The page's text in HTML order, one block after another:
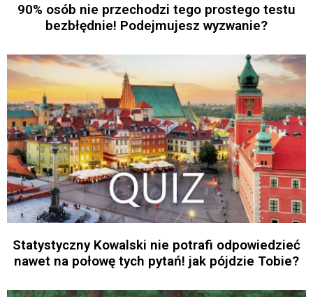
90% osób nie przechodzi tego prostego testu
bezbłędnie! Podejmujesz wyzwanie?
Statystyczny Kowalski nie potrafi odpowiedzieć
nawet na połowę tych pytań! jak pójdzie Tobie?